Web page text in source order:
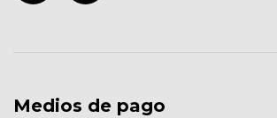
Medios de pago